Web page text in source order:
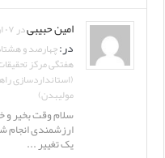
امین حبیبیدر ۰۷ اردیبهشت
در:چهارصد و
هفتگی مرکز
(استانداردسازی
مولیبدن)
سلام وقت بخیر و
ارزشمندی انجام
یک تغییر ...